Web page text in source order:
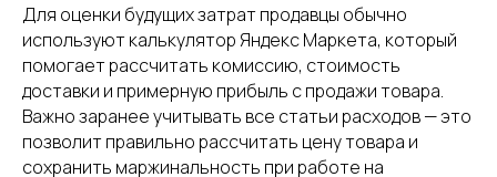
Для оценки будущих затрат продавцы обычно
используют калькулятор Яндекс Маркета, который
помогает рассчитать комиссию, стоимость
доставки и примерную прибыль с продажи товара.
Важно заранее учитывать все статьи расходов — это
позволит правильно рассчитать цену товара и
сохранить маржинальность при работе на